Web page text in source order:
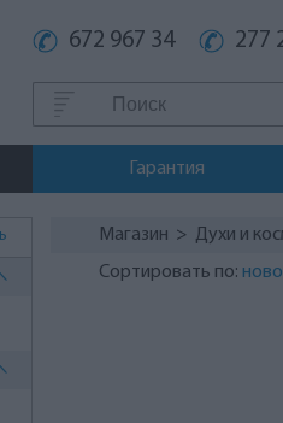
672 967 34 277
Гарантия
Магазин > Духи и
Сортировать по: